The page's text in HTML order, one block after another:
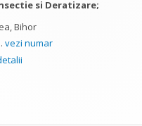
si Deratizare;
Bihor
vezi numar